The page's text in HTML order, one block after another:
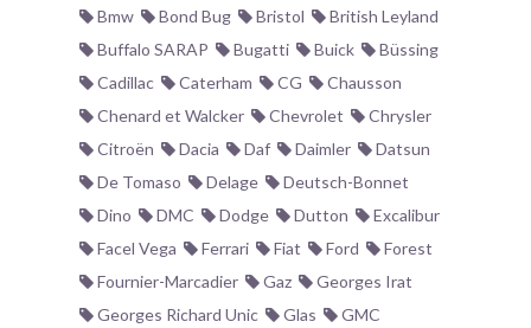
Bmw
Bond Bug Bristol
British Leyland
Buffalo SARAP
Bugatti Buick
Büssing
Cadillac
Caterham CG
Chausson
Chenard et Walcker
Chevrolet
Chrysler
Citroën
Dacia Daf Daimler
Datsun
De Tomaso
Delage
Deutsch-Bonnet
Dino
DMC Dodge Dutton
Excalibur
Facel Vega
Ferrari Fiat Ford
Forest
Fournier-Marcadier
Gaz
Georges Irat
Georges Richard Unic
Glas
GMC